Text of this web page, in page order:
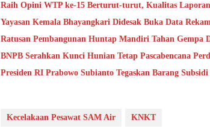
Raih Opini WTP ke-15 Berturut-turut, Kualitas
Yayasan Kemala Bhayangkari Didesak Buka Data
Ratusan Pembangunan Huntap Mandiri Tahan
BNPB Serahkan Kunci Hunian Tetap Pascabencana
Presiden RI Prabowo Subianto Tegaskan Barang
Kecelakaan Pesawat SAM Air KNKT